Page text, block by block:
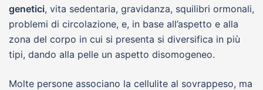
genetici, vita sedentaria, gravidanza, squilibri ormonali,
problemi di circolazione, e, in base all’aspetto e alla
zona del corpo in cui si presenta si diversifica in più
tipi, dando alla pelle un aspetto disomogeneo.
Molte persone associano la cellulite al sovrappeso, ma